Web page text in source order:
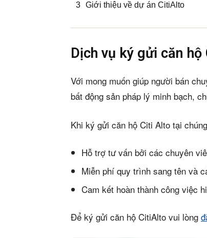
Giới thiệu về dự án CitiAlto
Dịch vụ ký gửi căn
Với mong muốn giúp người bán
bất động sản pháp lý minh bạch,
Khi ký gửi căn hộ Citi Alto tại
Hỗ trợ tư vấn bởi các chuyên
Miễn phí quy trình sang tên và
Cam kết hoàn thành công việc
Để ký gửi căn hộ CitiAlto vui lòng